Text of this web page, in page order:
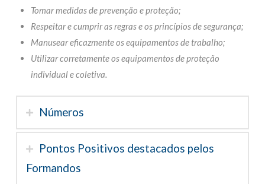
Tomar medidas de prevenção e proteção;
Respeitar e cumprir as regras e os princípios de segurança;
Manusear eficazmente os equipamentos de trabalho;
Utilizar corretamente os equipamentos de proteção
individual e coletiva.
Números
Pontos Positivos destacados pelos
Formandos